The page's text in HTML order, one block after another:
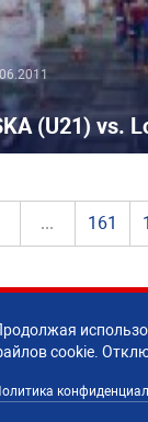
(U21) vs.
... 161
Moscow.
cookie.